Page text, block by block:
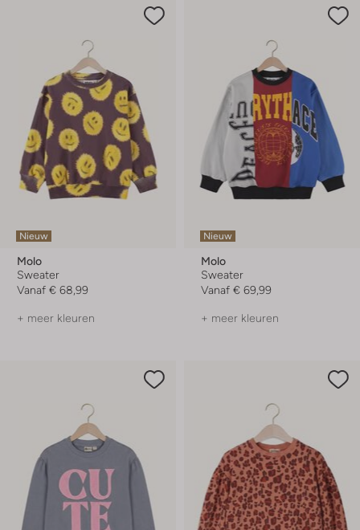
Nieuw
Molo
Sweater
Vanaf € 68,99
+ meer kleuren
Nieuw
Molo
Sweater
Vanaf € 69,99
+ meer kleuren